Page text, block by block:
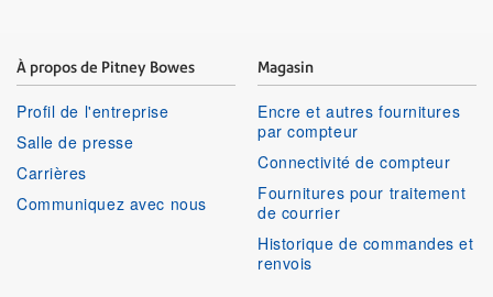
À propos de Pitney Bowes
Profil de l'entreprise
Salle de presse
Carrières
Communiquez avec nous
Magasin
Encre et autres fournitures
par compteur
Connectivité de compteur
Fournitures pour traitement
de courrier
Historique de commandes et
renvois